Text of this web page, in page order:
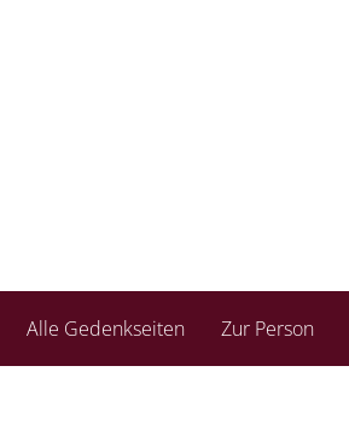
Alle Gedenkseiten Zur Person